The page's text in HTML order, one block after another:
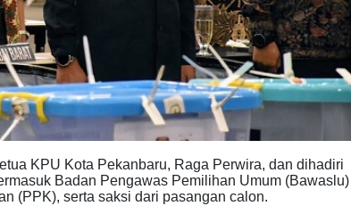
KPU Kota Pekanbaru, Raga Perwira, dan dihadiri
Badan Pengawas Pemilihan Umum (Bawaslu)
(PPK), serta saksi dari pasangan calon.